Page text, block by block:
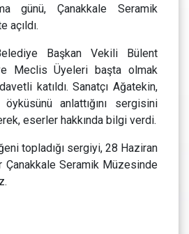
günü, Çanakkale Seramik
açıldı.
Başkan Vekili Bülent
Meclis Üyeleri başta olmak
katıldı. Sanatçı Ağatekin,
anlattığını sergisini
eserler hakkında bilgi verdi.
topladığı sergiyi, 28 Haziran
Çanakkale Seramik Müzesinde